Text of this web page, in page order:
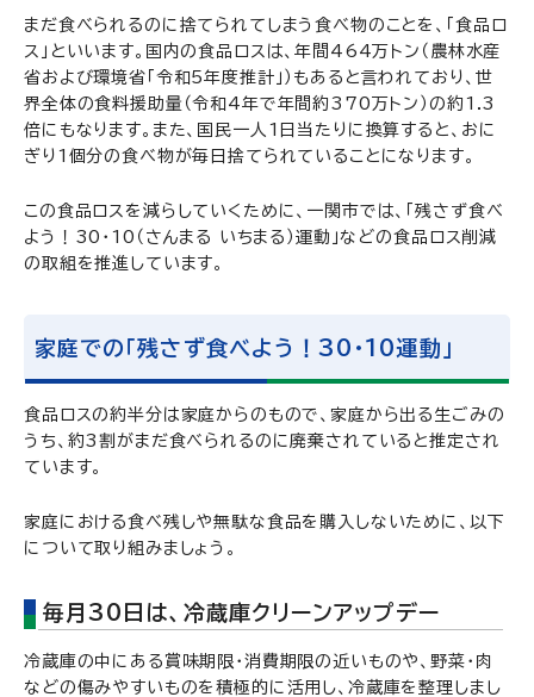
まだ食べられるのに捨てられてしまう食べ物のことを、「食品ロ
ス」といいます。国内の食品ロスは、年間464万トン（農林水産
省および環境省「令和5年度推計」）もあると言われており、世
界全体の食料援助量（令和4年で年間約370万トン）の約1.3
倍にもなります。また、国民一人1日当たりに換算すると、おに
ぎり1個分の食べ物が毎日捨てられていることになります。
この食品ロスを減らしていくために、一関市では、「残さず食べ
よう！30・10（さんまる いちまる）運動」などの食品ロス削減
の取組を推進しています。
家庭での「残さず食べよう！30・10運動」
食品ロスの約半分は家庭からのもので、家庭から出る生ごみの
うち、約3割がまだ食べられるのに廃棄されていると推定され
ています。
家庭における食べ残しや無駄な食品を購入しないために、以下
について取り組みましょう。
毎月30日は、冷蔵庫クリーンアップデー
冷蔵庫の中にある賞味期限・消費期限の近いものや、野菜・肉
などの傷みやすいものを積極的に活用し、冷蔵庫を整理しまし